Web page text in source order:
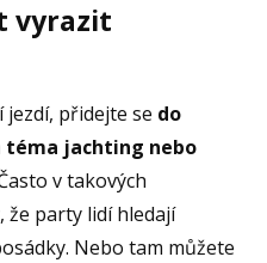
vyrazit
přidejte se do
téma jachting nebo
v takových
že party lidí hledají
Nebo tam můžete